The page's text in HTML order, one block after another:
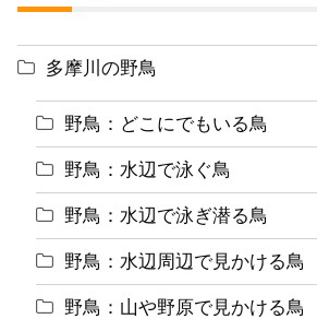
多摩川の野鳥
野鳥：どこにでもいる鳥
野鳥：水辺で泳ぐ鳥
野鳥：水辺で泳ぎ潜る鳥
野鳥：水辺周辺で見かける鳥
野鳥：山や野原で見かける鳥